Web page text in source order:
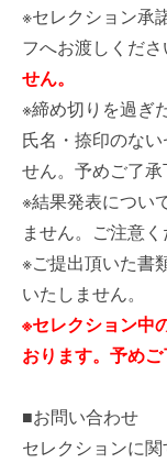
※セレクション承
フへお渡しくださ
せん。
※締め切りを過ぎ
氏名・捺印のな
せん。予めご了承
※結果発表につい
ません。ご注意く
※ご提出頂いた書
いたしません。
※セレクション中
おります。予めご
■お問い合わせ
セレクションに